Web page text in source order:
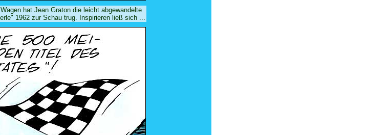
hat Jean Graton die leicht abgewandelte
1962 zur Schau trug. Inspirieren ließ sich ...